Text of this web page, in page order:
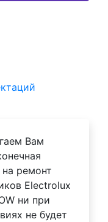
Вам
ремонт
Electrolux
ни при
не будет